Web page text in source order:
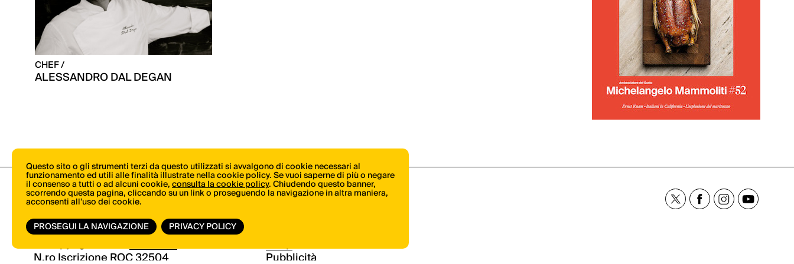
CHEF /
ALESSANDRO DAL DEGAN
© Copyright 2026.Vertical.it
N.ro Iscrizione ROC 32504
Shop
Pubblicità
Questo sito o gli strumenti terzi da questo utilizzati si avvalgono di cookie necessari al
funzionamento ed utili alle finalità illustrate nella cookie policy. Se vuoi saperne di più o negare
il consenso a tutti o ad alcuni cookie,consulta la cookie policy. Chiudendo questo banner,
scorrendo questa pagina, cliccando su un link o proseguendo la navigazione in altra maniera,
acconsenti all’uso dei cookie.
PROSEGUI LA NAVIGAZIONE
PRIVACY POLICY